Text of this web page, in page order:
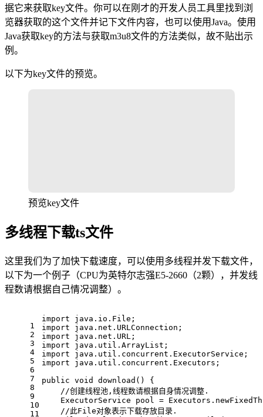
据它来获取key文件。你可以在刚才的开发人员工具里找到浏
览器获取的这个文件并记下文件内容，也可以使用Java。使用
Java获取key的方法与获取m3u8文件的方法类似，故不贴出示
例。
以下为key文件的预览。
预览key文件
多线程下载ts文件
这里我们为了加快下载速度，可以使用多线程并发下载文件，
以下为一个例子（CPU为英特尔志强E5-2660（2颗），并发线
程数请根据自己情况调整）。
1
2
3
4
5
6
7
8
9
10
11
import java.io.File;
import java.net.URLConnection;
import java.net.URL;
import java.util.ArrayList;
import java.util.concurrent.ExecutorService;
import java.util.concurrent.Executors;
public void download ()
{
//创建线程池,线程数请根据自身情况调整.
ExecutorService
pool =
//此File对象表示下载存放目录.